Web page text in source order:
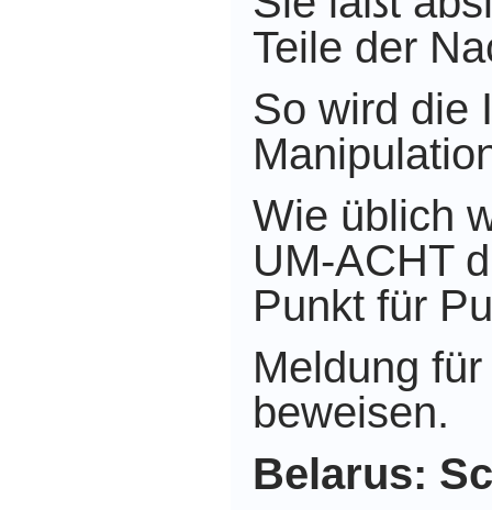
Teile der
So wird die
Wie üblich
UM-ACHT
Punkt für
Meldung
beweisen.
Belarus: